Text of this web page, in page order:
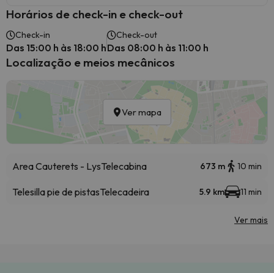
Horários de check-in e check-out
Check-in
Das 15:00 h às 18:00 h
Check-out
Das 08:00 h às 11:00 h
Localização e meios mecânicos
Ver mapa
Area Cauterets - LysTelecabina 673 m 10 min
Telesilla pie de pistasTelecadeira 5.9 km 11 min
Ver mais